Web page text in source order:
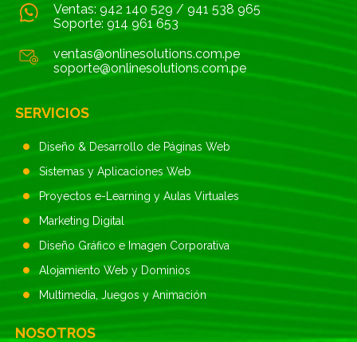
Ventas: 942 140 529 / 941 538 965
Soporte: 914 961 653
ventas@onlinesolutions.com.pe
soporte@onlinesolutions.com.pe
SERVICIOS
Diseño & Desarrollo de Páginas Web
Sistemas y Aplicaciones Web
Proyectos e-Learning y Aulas Virtuales
Marketing Digital
Diseño Gráfico e Imagen Corporativa
Alojamiento Web y Dominios
Multimedia, Juegos y Animación
NOSOTROS